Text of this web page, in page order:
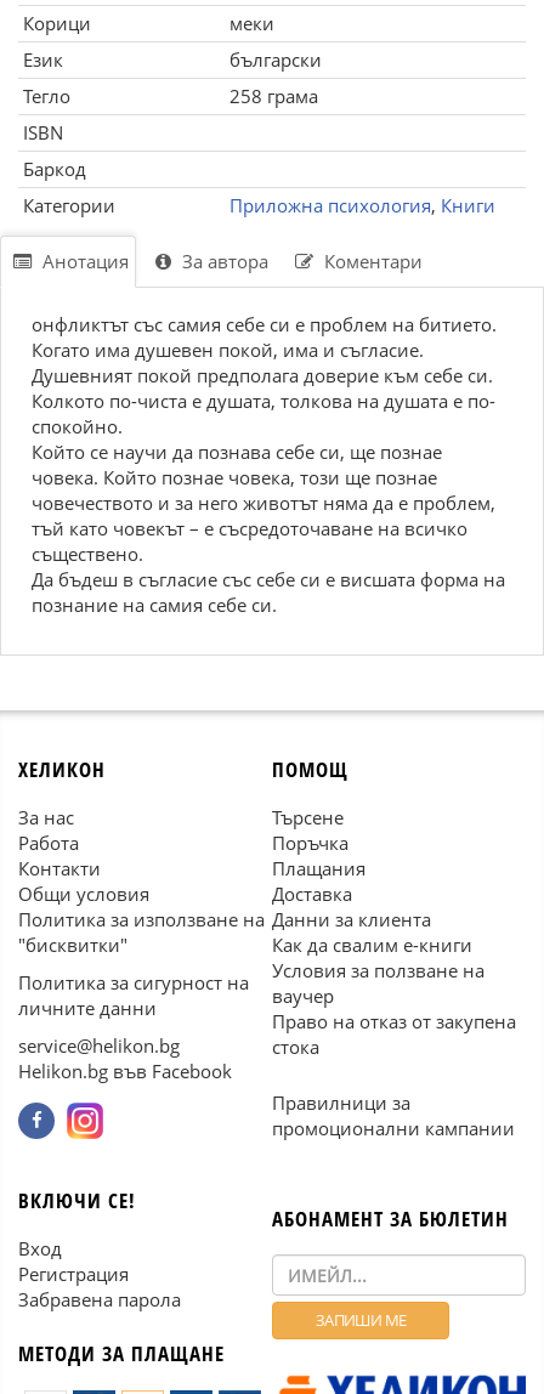
Корици
меки
Език
български
Тегло
258 грама
ISBN
Баркод
Категории
Приложна психология, Книги
Анотация За автора Коментари
онфликтът със самия себе си е проблем на битието.
Когато има душевен покой, има и съгласие.
Душевният покой предполага доверие към себе си.
Колкото по-чиста е душата, толкова на душата е по-
спокойно.
Който се научи да познава себе си, ще познае
човека. Който познае човека, този ще познае
човечеството и за него животът няма да е проблем,
тъй като човекът – е съсредоточаване на всичко
съществено.
Да бъдеш в съгласие със себе си е висшата форма на
познание на самия себе си.
ХЕЛИКОН
За нас
Работа
Контакти
Общи условия
Политика за използване на
"бисквитки"
Политика за сигурност на
личните данни
service@helikon.bg
Helikon.bg във Facebook
ПОМОЩ
Търсене
Поръчка
Плащания
Доставка
Данни за клиента
Как да свалим е-книги
Условия за ползване на
ваучер
Право на отказ от закупена
стока
Правилници за
промоционални кампании
ВКЛЮЧИ СЕ!
Вход
Регистрация
Забравена парола
МЕТОДИ ЗА ПЛАЩАНЕ
АБОНАМЕНТ ЗА БЮЛЕТИН